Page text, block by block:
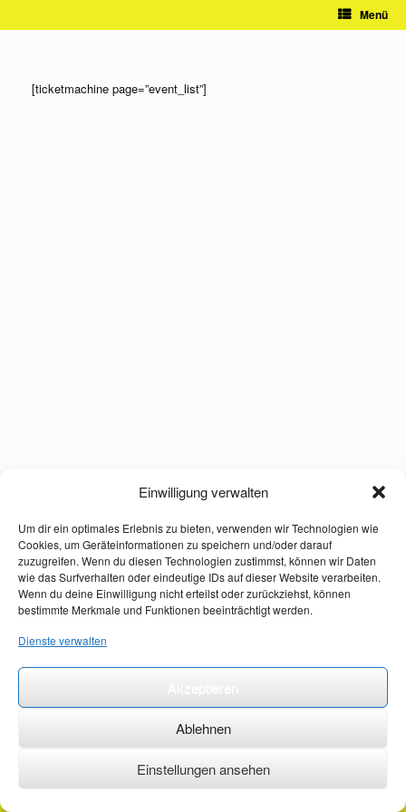
Einwilligung verwalten
Um dir ein optimales Erlebnis zu bieten, verwenden wir Technologien wie
Cookies, um Geräteinformationen zu speichern und/oder darauf
zuzugreifen. Wenn du diesen Technologien zustimmst, können wir Daten
wie das Surfverhalten oder eindeutige IDs auf dieser Website verarbeiten.
Wenn du deine Einwilligung nicht erteilst oder zurückziehst, können
bestimmte Merkmale und Funktionen beeinträchtigt werden.
Dienste verwalten
Ablehnen
Einstellungen ansehen
Menü
[ticketmachine page=”event_list”]
©2026 ·erstehilfekurs-mauch.de ·AGB ·Datenschutzerklärung ·Impressum ·